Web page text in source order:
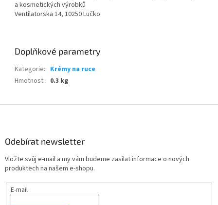
a kosmetických výrobků
Ventilatorska 14, 10250 Lučko
Doplňkové parametry
Kategorie: Krémy na ruce
Hmotnost: 0.3 kg
Odebírat newsletter
Vložte svůj e-mail a my vám budeme zasílat informace o nových
produktech na našem e-shopu.
E-mail